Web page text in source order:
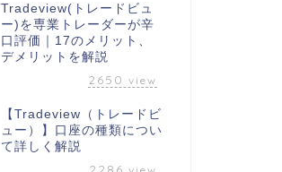
Tradeview(トレードビュ
ー)を専業トレーダーが辛
口評価｜17のメリット、
デメリットを解説
2650 view
【Tradeview（トレードビ
ュー）】口座の種類につい
て詳しく解説